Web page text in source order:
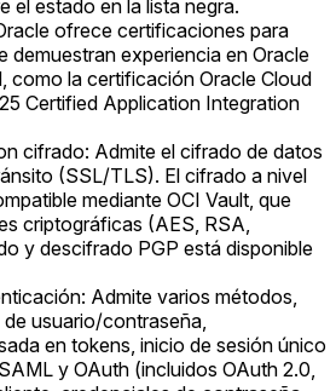
el estado en la lista negra.
ofrece certificaciones para
demuestran experiencia en Oracle
como la certificación Oracle Cloud
Certified Application Integration
cifrado: Admite el cifrado de datos
(SSL/TLS). El cifrado a nivel
mediante OCI Vault, que
criptográficas (AES, RSA,
y descifrado PGP está disponible
Admite varios métodos,
usuario/contraseña,
en tokens, inicio de sesión único
y OAuth (incluidos OAuth 2.0,